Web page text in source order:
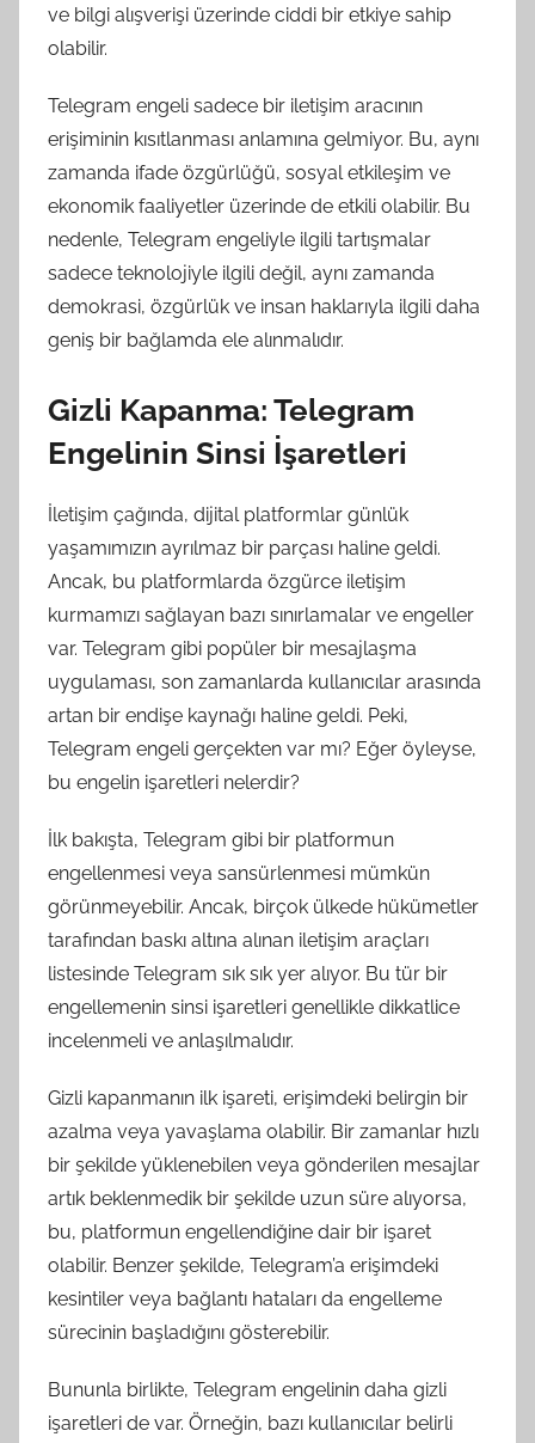
ve bilgi alışverişi üzerinde ciddi bir etkiye sahip
olabilir.
Telegram engeli sadece bir iletişim aracının
erişiminin kısıtlanması anlamına gelmiyor. Bu, aynı
zamanda ifade özgürlüğü, sosyal etkileşim ve
ekonomik faaliyetler üzerinde de etkili olabilir. Bu
nedenle, Telegram engeliyle ilgili tartışmalar
sadece teknolojiyle ilgili değil, aynı zamanda
demokrasi, özgürlük ve insan haklarıyla ilgili daha
geniş bir bağlamda ele alınmalıdır.
Gizli Kapanma: Telegram
Engelinin Sinsi İşaretleri
İletişim çağında, dijital platformlar günlük
yaşamımızın ayrılmaz bir parçası haline geldi.
Ancak, bu platformlarda özgürce iletişim
kurmamızı sağlayan bazı sınırlamalar ve engeller
var. Telegram gibi popüler bir mesajlaşma
uygulaması, son zamanlarda kullanıcılar arasında
artan bir endişe kaynağı haline geldi. Peki,
Telegram engeli gerçekten var mı? Eğer öyleyse,
bu engelin işaretleri nelerdir?
İlk bakışta, Telegram gibi bir platformun
engellenmesi veya sansürlenmesi mümkün
görünmeyebilir. Ancak, birçok ülkede hükümetler
tarafından baskı altına alınan iletişim araçları
listesinde Telegram sık sık yer alıyor. Bu tür bir
engellemenin sinsi işaretleri genellikle dikkatlice
incelenmeli ve anlaşılmalıdır.
Gizli kapanmanın ilk işareti, erişimdeki belirgin bir
azalma veya yavaşlama olabilir. Bir zamanlar hızlı
bir şekilde yüklenebilen veya gönderilen mesajlar
artık beklenmedik bir şekilde uzun süre alıyorsa,
bu, platformun engellendiğine dair bir işaret
olabilir. Benzer şekilde, Telegram’a erişimdeki
kesintiler veya bağlantı hataları da engelleme
sürecinin başladığını gösterebilir.
Bununla birlikte, Telegram engelinin daha gizli
işaretleri de var. Örneğin, bazı kullanıcılar belirli